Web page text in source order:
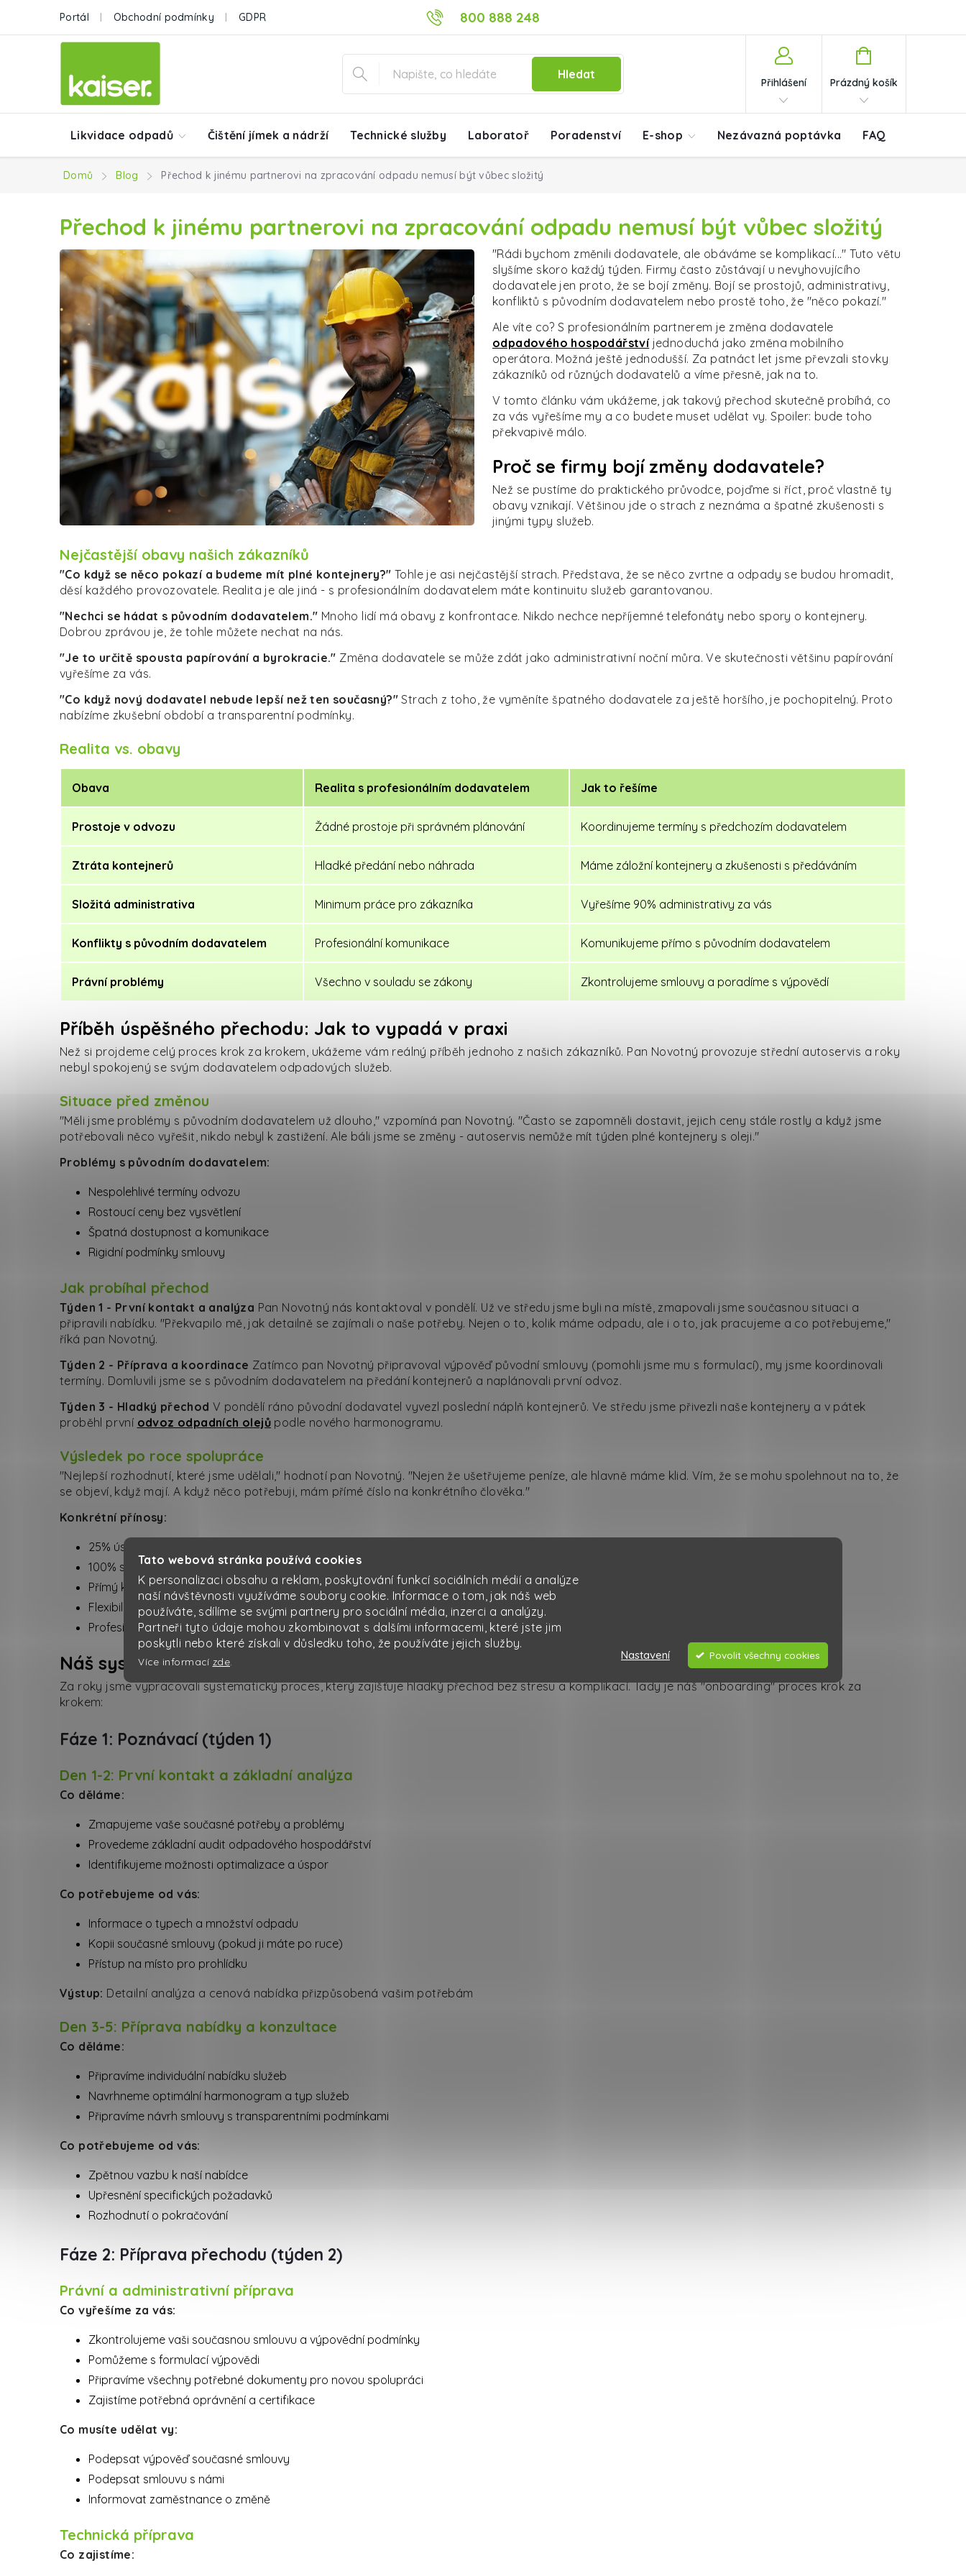
Tato webová stránka používá cookies
K personalizaci obsahu a reklam, poskytování funkcí sociálních médií a analýze
naší návštěvnosti využíváme soubory cookie. Informace o tom, jak náš web
používáte, sdílíme se svými partnery pro sociální média, inzerci a analýzy.
Partneři tyto údaje mohou zkombinovat s dalšími informacemi, které jste jim
poskytli nebo které získali v důsledku toho, že používáte jejich služby.
Více informací zde
Povolit všechny cookies
Nastavení
Přejít na obsah 800 888 248
Portál Obchodní podmínky GDPR
Hledat
Přihlášení Nákupní košík
Prázdný košík
Likvidace odpadů Čištění jímek a nádrží Technické služby Laboratoř Poradenství E-shop Nezávazná poptávka FAQ
Domů Blog Přechod k jinému partnerovi na zpracování odpadu nemusí být vůbec složitý
Přechod k jinému partnerovi na zpracování odpadu nemusí být vůbec složitý
"Rádi bychom změnili dodavatele, ale obáváme se komplikací..." Tuto větu
slyšíme skoro každý týden. Firmy často zůstávají u nevyhovujícího
dodavatele jen proto, že se bojí změny. Bojí se prostojů, administrativy,
konfliktů s původním dodavatelem nebo prostě toho, že "něco pokazí."
Ale víte co? S profesionálním partnerem je změna dodavatele
odpadového hospodářstvíjednoduchá jako změna mobilního
operátora. Možná ještě jednodušší. Za patnáct let jsme převzali stovky
zákazníků od různých dodavatelů a víme přesně, jak na to.
V tomto článku vám ukážeme, jak takový přechod skutečně probíhá, co
za vás vyřešíme my a co budete muset udělat vy. Spoiler: bude toho
překvapivě málo.
Proč se firmy bojí změny dodavatele?
Než se pustíme do praktického průvodce, pojďme si říct, proč vlastně ty
obavy vznikají. Většinou jde o strach z neznáma a špatné zkušenosti s
jinými typy služeb.
Nejčastější obavy našich zákazníků
"Co když se něco pokazí a budeme mít plné kontejnery?" Tohle je asi nejčastější strach. Představa, že se něco zvrtne a odpady se budou hromadit,
děsí každého provozovatele. Realita je ale jiná - s profesionálním dodavatelem máte kontinuitu služeb garantovanou.
"Nechci se hádat s původním dodavatelem." Mnoho lidí má obavy z konfrontace. Nikdo nechce nepříjemné telefonáty nebo spory o kontejnery.
Dobrou zprávou je, že tohle můžete nechat na nás.
"Je to určitě spousta papírování a byrokracie." Změna dodavatele se může zdát jako administrativní noční můra. Ve skutečnosti většinu papírování
vyřešíme za vás.
"Co když nový dodavatel nebude lepší než ten současný?" Strach z toho, že vyměníte špatného dodavatele za ještě horšího, je pochopitelný. Proto
nabízíme zkušební období a transparentní podmínky.
Realita vs. obavy
Obava Realita s profesionálním dodavatelem Jak to řešíme
Prostoje v odvozu Žádné prostoje při správném plánování Koordinujeme termíny s předchozím dodavatelem
Ztráta kontejnerů Hladké předání nebo náhrada Máme záložní kontejnery a zkušenosti s předáváním
Složitá administrativa Minimum práce pro zákazníka Vyřešíme 90% administrativy za vás
Konflikty s původním dodavatelem Profesionální komunikace Komunikujeme přímo s původním dodavatelem
Právní problémy Všechno v souladu se zákony Zkontrolujeme smlouvy a poradíme s výpovědí
Příběh úspěšného přechodu: Jak to vypadá v praxi
Než si projdeme celý proces krok za krokem, ukážeme vám reálný příběh jednoho z našich zákazníků. Pan Novotný provozuje střední autoservis a roky
nebyl spokojený se svým dodavatelem odpadových služeb.
Situace před změnou
"Měli jsme problémy s původním dodavatelem už dlouho," vzpomíná pan Novotný. "Často se zapomněli dostavit, jejich ceny stále rostly a když jsme
potřebovali něco vyřešit, nikdo nebyl k zastižení. Ale báli jsme se změny - autoservis nemůže mít týden plné kontejnery s oleji."
Problémy s původním dodavatelem:
Nespolehlivé termíny odvozu
Rostoucí ceny bez vysvětlení
Špatná dostupnost a komunikace
Rigidní podmínky smlouvy
Jak probíhal přechod
Týden 1 - První kontakt a analýza Pan Novotný nás kontaktoval v pondělí. Už ve středu jsme byli na místě, zmapovali jsme současnou situaci a
připravili nabídku. "Překvapilo mě, jak detailně se zajímali o naše potřeby. Nejen o to, kolik máme odpadu, ale i o to, jak pracujeme a co potřebujeme,"
říká pan Novotný.
Týden 2 - Příprava a koordinace Zatímco pan Novotný připravoval výpověď původní smlouvy (pomohli jsme mu s formulací), my jsme koordinovali
termíny. Domluvili jsme se s původním dodavatelem na předání kontejnerů a naplánovali první odvoz.
Týden 3 - Hladký přechod V pondělí ráno původní dodavatel vyvezl poslední náplň kontejnerů. Ve středu jsme přivezli naše kontejnery a v pátek
proběhl první odvoz odpadních olejů podle nového harmonogramu.
Výsledek po roce spolupráce
"Nejlepší rozhodnutí, které jsme udělali," hodnotí pan Novotný. "Nejen že ušetřujeme peníze, ale hlavně máme klid. Vím, že se mohu spolehnout na to, že
se objeví, když mají. A když něco potřebuji, mám přímé číslo na konkrétního člověka."
Konkrétní přínosy:
25% úspora na nákladech za odpady
100% spolehlivost termínů
Přímý kontakt na odpovědnou osobu
Flexibilita při změnách potřeb
Profesionální dokumentace
Náš systematický přístup k převzetí zákazníka
Za roky jsme vypracovali systematický proces, který zajišťuje hladký přechod bez stresu a komplikací. Tady je náš "onboarding" proces krok za
krokem:
Fáze 1: Poznávací (týden 1)
Den 1-2: První kontakt a základní analýza
Co děláme:
Zmapujeme vaše současné potřeby a problémy
Provedeme základní audit odpadového hospodářství
Identifikujeme možnosti optimalizace a úspor
Co potřebujeme od vás:
Informace o typech a množství odpadu
Kopii současné smlouvy (pokud ji máte po ruce)
Přístup na místo pro prohlídku
Výstup: Detailní analýza a cenová nabídka přizpůsobená vašim potřebám
Den 3-5: Příprava nabídky a konzultace
Co děláme:
Připravíme individuální nabídku služeb
Navrhneme optimální harmonogram a typ služeb
Připravíme návrh smlouvy s transparentními podmínkami
Co potřebujeme od vás:
Zpětnou vazbu k naší nabídce
Upřesnění specifických požadavků
Rozhodnutí o pokračování
Fáze 2: Příprava přechodu (týden 2)
Právní a administrativní příprava
Co vyřešíme za vás:
Zkontrolujeme vaši současnou smlouvu a výpovědní podmínky
Pomůžeme s formulací výpovědi
Připravíme všechny potřebné dokumenty pro novou spolupráci
Zajistíme potřebná oprávnění a certifikace
Co musíte udělat vy:
Podepsat výpověď současné smlouvy
Podepsat smlouvu s námi
Informovat zaměstnance o změně
Technická příprava
Co zajistíme: